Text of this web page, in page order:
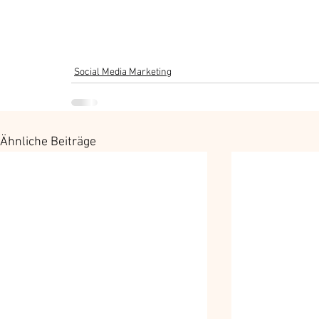
Social Media Marketing
Ähnliche Beiträge